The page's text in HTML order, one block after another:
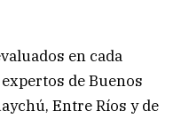
en cada
de Buenos
Entre Ríos y de